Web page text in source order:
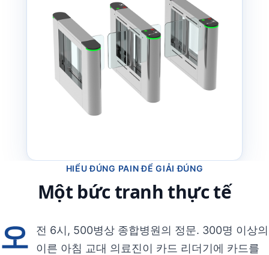
HIỂU ĐÚNG PAIN ĐỂ GIẢI ĐÚNG
Một bức tranh thực tế
오
전 6시, 500병상 종합병원의 정문. 300명 이상의
이른 아침 교대 의료진이 카드 리더기에 카드를